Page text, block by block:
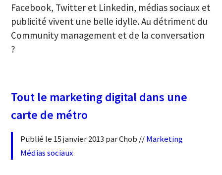
Facebook, Twitter et Linkedin, médias sociaux et
publicité vivent une belle idylle. Au détriment du
Community management et de la conversation
?
Tout le marketing digital dans une
carte de métro
Publié le 15 janvier 2013 par Chob //Marketing
Médias sociaux